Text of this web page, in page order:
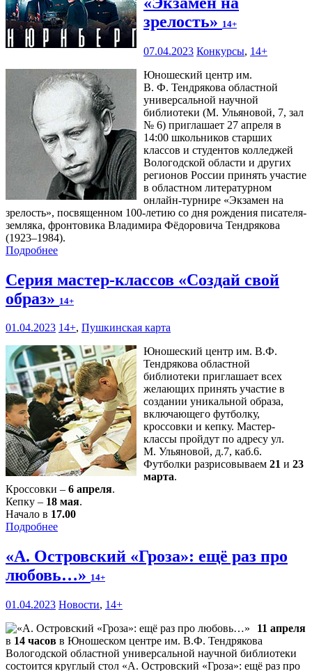
зрелость» 14+
07.04.2023 Конкурсы, 14+
Юношеский центр им.
В. Ф. Тендрякова областной
универсальной научной
библиотеки (М. Ульяновой, 7, зал
№ 6) приглашает 27 апреля в
14:00 школьников старших
классов и студентов колледжей
Вологодской области и других
регионов России принять участие
в областном литературном
онлайн-турнире «Экзамен на
зрелость», посвященном 100-летию со дня рождения писателя-
земляка, фронтовика Владимира Фёдоровича Тендрякова
(1923–1984).
Подробнее
Серия мастер-классов «Создай свой
образ» 14+
01.04.2023 14+, Пушкинская карта
Юношеский центр им. В.Ф.
Тендрякова областной
библиотеки приглашает всех
желающих принять участие в
создании уникальной образа,
включающего футболку,
кроссовки и кепку. Мастер-
классы пройдут по адресу ул.
М. Ульяновой, д.7, каб.6.
Футболки разрисовываем 21 и 23
марта.
Кроссовки – 6 апреля.
Кепку – 18 мая.
Начало в 17.00
Подробнее
«А. Островский «Гроза»: ещё раз про
любовь…» 14+
01.04.2023 Новости, 14+
11 апреля
в 14 часов в Юношеском центре им. В.Ф. Тендрякова
Вологодской областной универсальной научной библиотеки
состоится круглый стол «А. Островский «Гроза»: ещё раз про